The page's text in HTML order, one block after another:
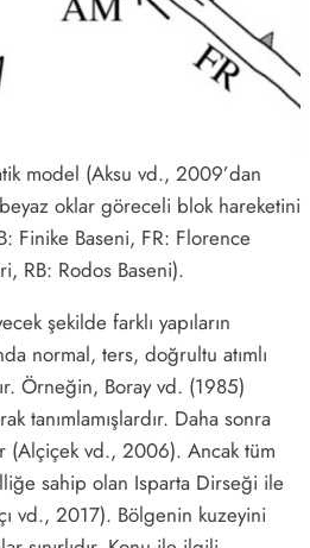
model (Aksu vd., 2009’dan
oklar göreceli blok hareketini
Finike Baseni, FR: Florence
RB: Rodos Baseni).
şekilde farklı yapıların
normal, ters, doğrultu atımlı
Örneğin, Boray vd. (1985)
tanımlamışlardır. Daha sonra
(Alçiçek vd., 2006). Ancak tüm
sahip olan Isparta Dirseği ile
vd., 2017). Bölgenin kuzeyini